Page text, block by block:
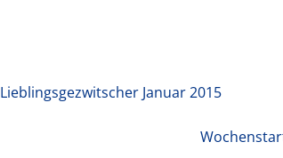
Lieblingsgezwitscher Januar 2015